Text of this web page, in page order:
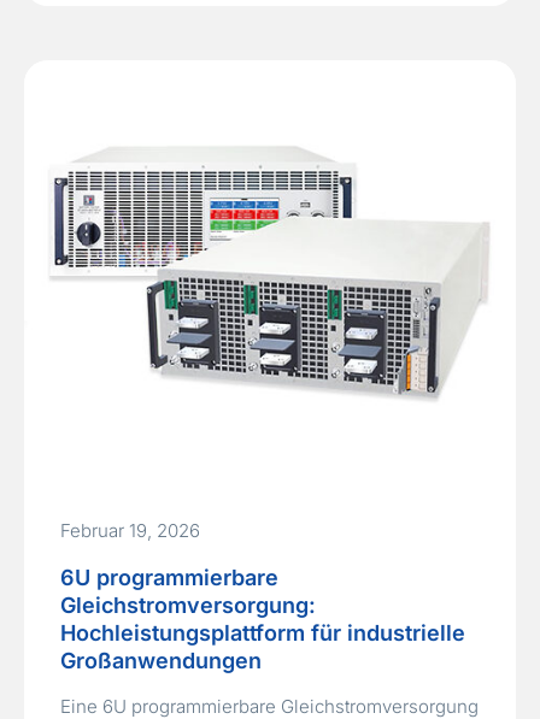
Februar 19, 2026
6U programmierbare
Gleichstromversorgung:
Hochleistungsplattform für industrielle
Großanwendungen
Eine 6U programmierbare Gleichstromversorgung